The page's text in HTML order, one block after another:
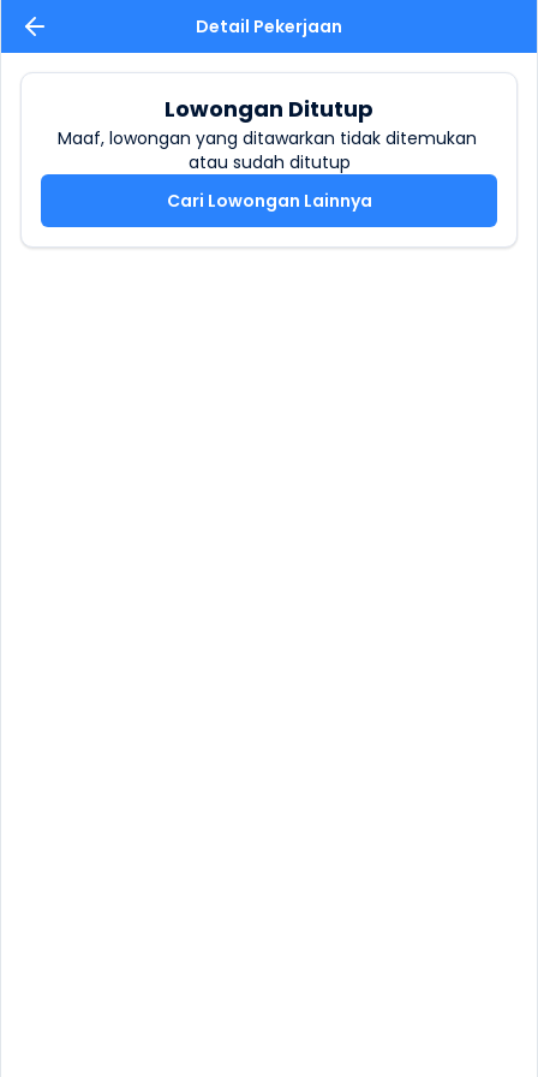
Detail Pekerjaan
Lowongan Ditutup
Maaf, lowongan yang ditawarkan tidak ditemukan
atau sudah ditutup
Cari Lowongan Lainnya